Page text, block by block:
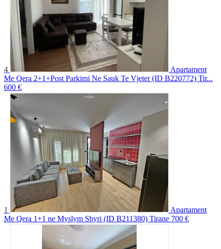
4
Apartament
Me Qera 2+1+Post Parkimi Ne Sauk Te Vjeter (ID B220772) Tir...
600 €
1
Apartament
Me Qera 1+1 ne Myslym Shyri (ID B211380) Tirane 700 €